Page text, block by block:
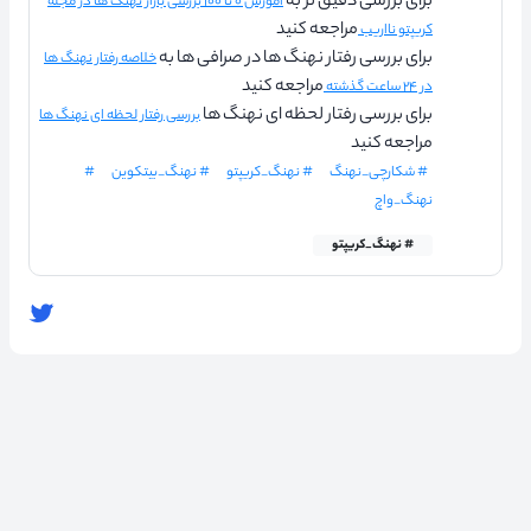
کریپتو نااریبمراجعه کنید
برای بررسی رفتار نهنگ ها در صرافی ها بهخلاصه رفتار نهنگ ها
در ۲۴ ساعت گذشته
مراجعه کنید
برای بررسی رفتار لحظه ای نهنگ هابررسی رفتار لحظه ای نهنگ ها
مراجعه کنید
# شکارچی_نهنگ # نهنگ_کریپتو # نهنگ_بیتکوین
#
نهنگ_واچ
# نهنگ_کریپتو